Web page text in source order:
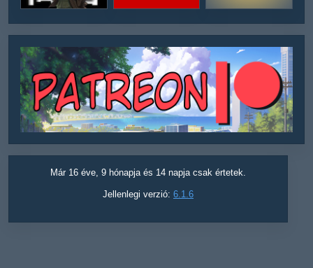
Már 16 éve, 9 hónapja és 14 napja csak értetek.
Jellenlegi verzió: 6.1.6